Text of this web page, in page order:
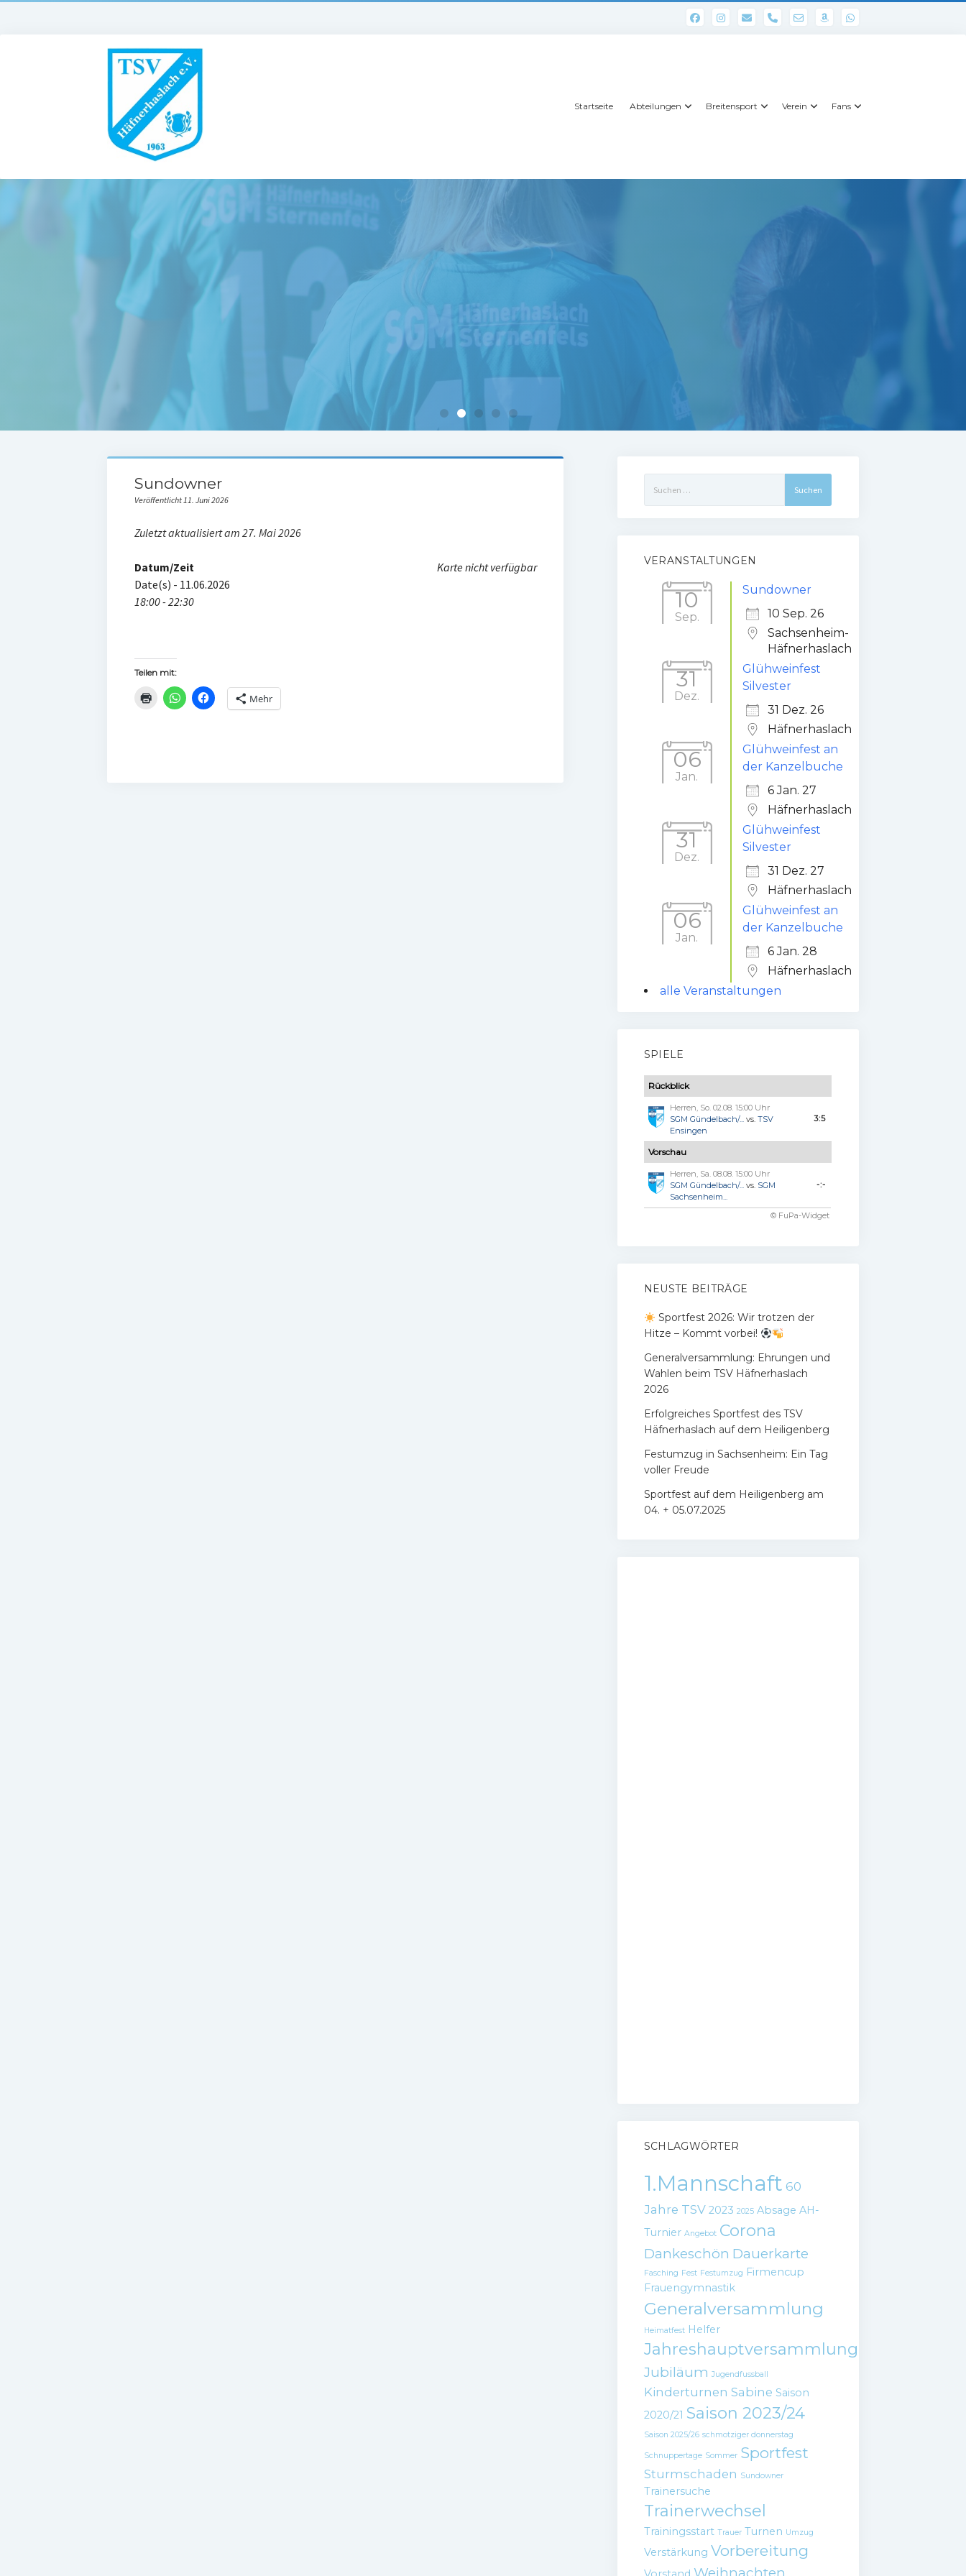
phone
Startseite Abteilungen Breitensport Verein Fans
Sundowner
Veröffentlicht 11. Juni 2026
Zuletzt aktualisiert am 27. Mai 2026
Karte nicht verfügbar
Datum/Zeit
Date(s) - 11.06.2026
18:00 - 22:30
Teilen mit:
Mehr
nach:
VERANSTALTUNGEN
10
Sep.
Sundowner
10 Sep. 26
Sachsenheim-
Häfnerhaslach
31
Dez.
Glühweinfest
Silvester
31 Dez. 26
Häfnerhaslach
06
Jan.
Glühweinfest an
der Kanzelbuche
6 Jan. 27
Häfnerhaslach
31
Dez.
Glühweinfest
Silvester
31 Dez. 27
Häfnerhaslach
06
Jan.
Glühweinfest an
der Kanzelbuche
6 Jan. 28
Häfnerhaslach
alle Veranstaltungen
SPIELE
Rückblick
Herren, So. 02.08. 15:00 Uhr
SGM Gündelbach/...vs. TSV
Ensingen
3:5
Vorschau
Herren, Sa. 08.08. 15:00 Uhr
SGM Gündelbach/...vs. SGM
Sachsenheim...
-:-
© FuPa-Widget
NEUSTE BEITRÄGE
Sportfest 2026: Wir trotzen der
Hitze – Kommt vorbei!
Generalversammlung: Ehrungen und
Wahlen beim TSV Häfnerhaslach
2026
Erfolgreiches Sportfest des TSV
Häfnerhaslach auf dem Heiligenberg
Festumzug in Sachsenheim: Ein Tag
voller Freude
Sportfest auf dem Heiligenberg am
04. + 05.07.2025
SCHLAGWÖRTER
1.Mannschaft 60
Jahre TSV 2023 2025 Absage AH-
Turnier Angebot Corona
Dankeschön Dauerkarte
Fasching Fest Festumzug Firmencup
Frauengymnastik
Generalversammlung
Heimatfest Helfer
Jahreshauptversammlung
Jubiläum Jugendfussball
Kinderturnen Sabine Saison
2020/21 Saison 2023/24
Saison 2025/26 schmotziger donnerstag
Schnuppertage Sommer Sportfest
Sturmschaden Sundowner
Trainersuche
Trainerwechsel
Trainingsstart Trauer Turnen Umzug
Verstärkung Vorbereitung